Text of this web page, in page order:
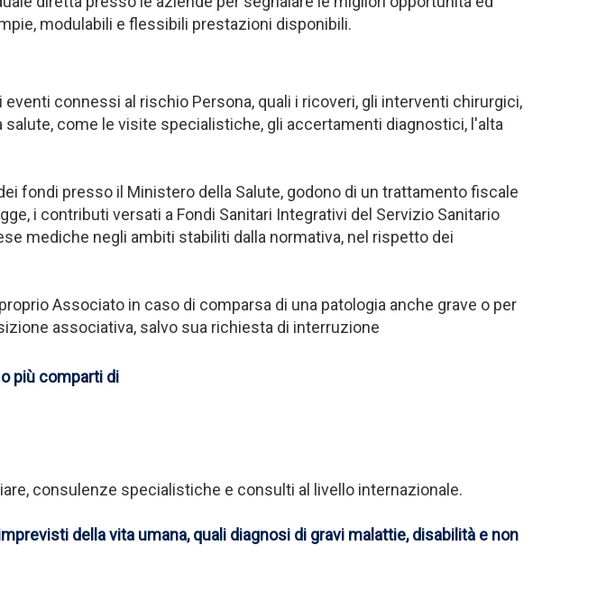
modulabili e flessibili prestazioni disponibili.
connessi al rischio Persona, quali i ricoveri, gli interventi chirurgici,
come le visite specialistiche, gli accertamenti diagnostici, l'alta
fondi presso il Ministero della Salute, godono di un trattamento fiscale
i contributi versati a Fondi Sanitari Integrativi del Servizio Sanitario
mediche negli ambiti stabiliti dalla normativa, nel rispetto dei
Associato in caso di comparsa di una patologia anche grave o per
associativa, salvo sua richiesta di interruzione
più comparti di
consulenze specialistiche e consulti al livello internazionale.
della vita umana, quali diagnosi di gravi malattie, disabilità e non